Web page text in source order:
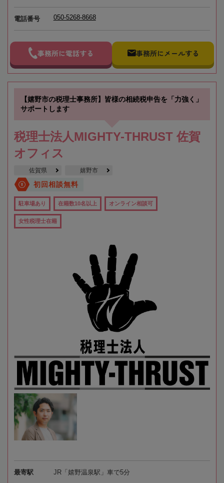
電話番号 050-5268-8668
事務所に電話する 事務所にメールする
【嬉野市の税理士事務所】皆様の相続税申告を「力強く」
サポートします
税理士法人MIGHTY-THRUST 佐賀
オフィス
佐賀県 嬉野市
初回相談無料
駐車場あり 在籍数10名以上 オンライン相談可
女性税理士在籍
最寄駅 JR「嬉野温泉駅」車で5分